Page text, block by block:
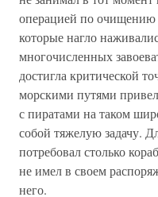
операцией по очищению
которые нагло
многочисленных
достигла критической
морскими путями
с пиратами на таком
собой тяжелую задачу.
потребовал столько
не имел в своем
него.